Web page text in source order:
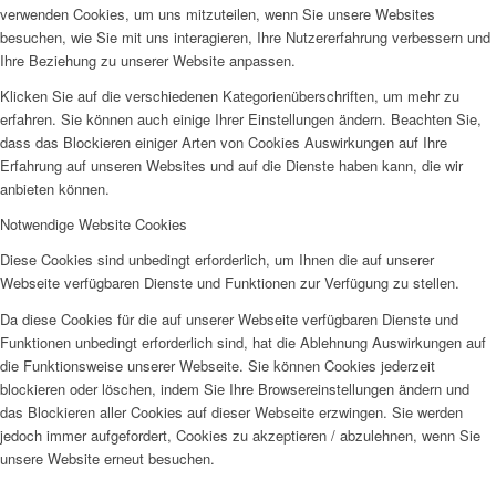
verwenden Cookies, um uns mitzuteilen, wenn Sie unsere Websites
besuchen, wie Sie mit uns interagieren, Ihre Nutzererfahrung verbessern und
Ihre Beziehung zu unserer Website anpassen.
Klicken Sie auf die verschiedenen Kategorienüberschriften, um mehr zu
erfahren. Sie können auch einige Ihrer Einstellungen ändern. Beachten Sie,
dass das Blockieren einiger Arten von Cookies Auswirkungen auf Ihre
Erfahrung auf unseren Websites und auf die Dienste haben kann, die wir
anbieten können.
Notwendige Website Cookies
Diese Cookies sind unbedingt erforderlich, um Ihnen die auf unserer
Webseite verfügbaren Dienste und Funktionen zur Verfügung zu stellen.
Da diese Cookies für die auf unserer Webseite verfügbaren Dienste und
Funktionen unbedingt erforderlich sind, hat die Ablehnung Auswirkungen auf
die Funktionsweise unserer Webseite. Sie können Cookies jederzeit
blockieren oder löschen, indem Sie Ihre Browsereinstellungen ändern und
das Blockieren aller Cookies auf dieser Webseite erzwingen. Sie werden
jedoch immer aufgefordert, Cookies zu akzeptieren / abzulehnen, wenn Sie
unsere Website erneut besuchen.